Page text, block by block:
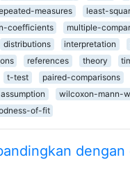
measures least-
coefficients multiple-
distributions interpretation
references theory
t-test paired-comparisons
wilcoxon-mann-
of-fit